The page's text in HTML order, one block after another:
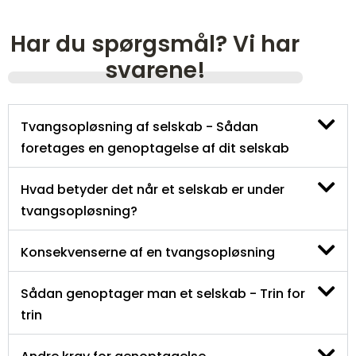
Har du spørgsmål? Vi har
svarene!
Tvangsopløsning af selskab - Sådan
foretages en genoptagelse af dit selskab
Hvad betyder det når et selskab er under
tvangsopløsning?
Konsekvenserne af en tvangsopløsning
Sådan genoptager man et selskab - Trin for
trin